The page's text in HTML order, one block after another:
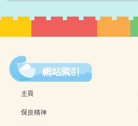
網站索引
主頁
保良精神